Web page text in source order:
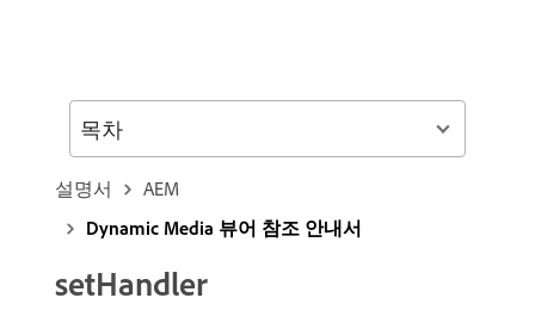
설명서
AEM
Dynamic Media 뷰어 참조 안내서
setHandler
목차